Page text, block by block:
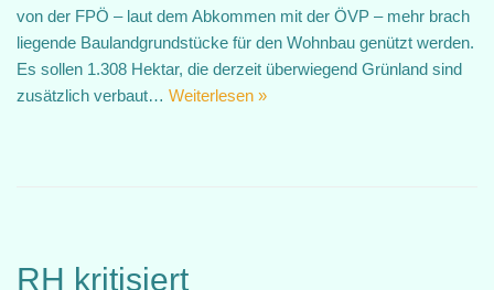
von der FPÖ – laut dem Abkommen mit der ÖVP – mehr brach
liegende Baulandgrundstücke für den Wohnbau genützt werden.
Es sollen 1.308 Hektar, die derzeit überwiegend Grünland sind
zusätzlich verbaut… Weiterlesen »
RH kritisiert